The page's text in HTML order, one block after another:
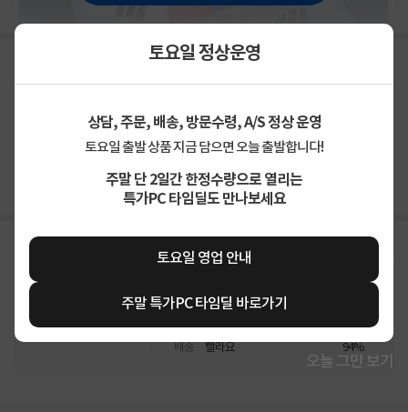
토요일 정상운영
상담, 주문, 배송, 방문수령, A/S 정상 운영
토요일 출발 상품 지금 담으면 오늘 출발합니다!
주말 단 2일간 한정수량으로 열리는
특가PC 타임딜도 만나보세요
토요일 영업 안내
주말 특가PC 타임딜 바로가기
오늘 그만 보기
상품고시정보 교환/반품/환불 배송안내
신고 잘못된 상품정보가 있으면 알려주세요.
구매후기 지금 후기쓰면 적립금 2배! 225
4.9 상품 만족해요
가격
합리적이에요
88%
배송
빨라요 94%